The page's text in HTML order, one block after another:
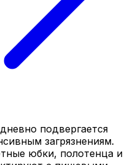
подвергается
загрязнениям.
юбки, полотенца и